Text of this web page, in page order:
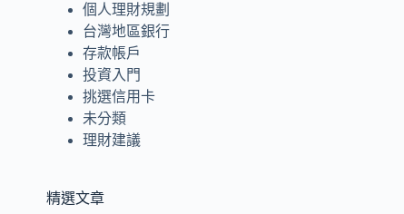
個人理財規劃
台灣地區銀行
存款帳戶
投資入門
挑選信用卡
未分類
理財建議
精選文章